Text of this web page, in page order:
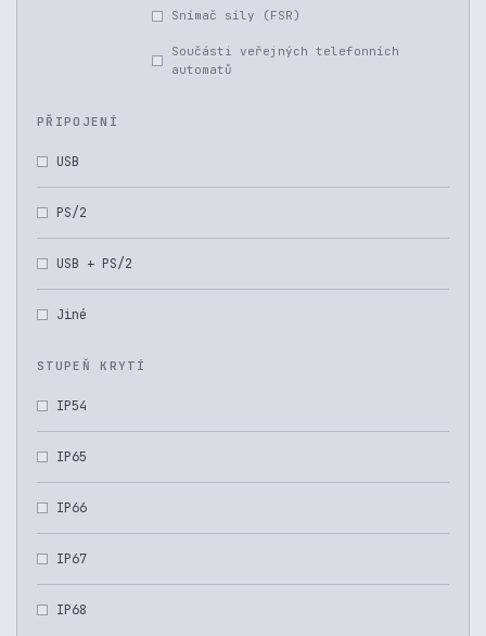
Snímač síly (FSR)
Součásti veřejných telefonních
automatů
PŘIPOJENÍ
USB
PS/2
USB + PS/2
Jiné
STUPEŇ KRYTÍ
IP54
IP65
IP66
IP67
IP68